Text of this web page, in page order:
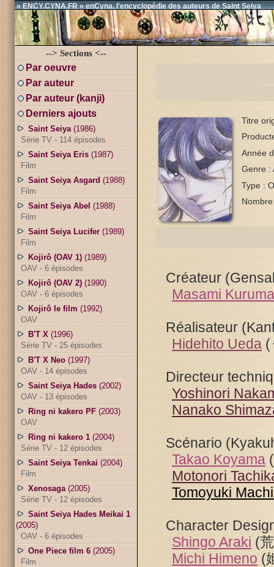
» ENCY.CYNA.FR » enCyna, l'encyclopédie des auteurs de Saint Seiya
--> Sections <--
Par oeuvre
Par auteur
Par auteur (kanji)
Derniers ajouts
Saint Seiya(1986)
Série TV - 114 épisodes
Saint Seiya Eris (1987)
Film
Saint Seiya Asgard (1988)
Film
Saint Seiya Abel (1988)
Film
Saint Seiya Lucifer (1989)
Film
Kojirô (OAV 1) (1989)
OAV - 6 épisodes
Kojirô (OAV 2) (1990)
OAV - 6 épisodes
Kojirô le film (1992)
OAV
B'T X (1996)
Série TV - 25 épisodes
B'T X Neo (1997)
OAV - 14 épisodes
Saint Seiya Hades (2002)
OAV - 13 épisodes
Ring ni kakero PF (2003)
OAV
Ring ni kakero 1 (2004)
Série TV - 12 épisodes
Saint Seiya Tenkai (2004)
Film
Xenosaga(2005)
Série TV - 12 épisodes
Saint Seiya Hades Meikai 1
(2005)
OAV - 6 épisodes
One Piece film 6 (2005)
Film
Titre
Année
Genre :
Type :
Créateur
Masami
Réalisateur
Hidehito Ueda (
Directeur
Yoshinori
Nanako
Scénario
Takao Koyama
Motonori
Tomoyuki
Character
Shingo Araki (
Michi Himeno (